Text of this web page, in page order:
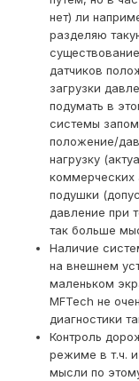
нет) ли
разделяю
датчиков
загрузки
подумать в
системы
положение/
нагрузку
коммерческих
подушки
давление при
так больше
Наличие
на внешнем
маленьком
MFTech не
диагностики
Контроль
режиме в т.ч.
мысли по